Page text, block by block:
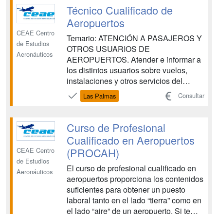
de prestigio que colabora con las
principales compañías aéreas en la
forma...
CEAE Centro
de Estudios
Aeronáuticos
Técnico Cualificado de
Aeropuertos
Temario: ATENCIÓN A PASAJEROS Y
OTROS USUARIOS DE
AEROPUERTOS. Atender e informar a
los distintos usuarios sobre vuelos,
instalaciones y otros servicios del
aeropuerto, siguiendo los
procedimientos establecidos, aplicando
para las personas con discapacidad y
con la eficacia y calidad requeridas.
OPERACIONES DE G...
Las Palmas Consultar
CEAE Centro
de Estudios
Aeronáuticos
Curso de Profesional
Cualificado en Aeropuertos
(PROCAH)
El curso de profesional cualificado en
aeropuertos proporciona los contenidos
suficientes para obtener un puesto
laboral tanto en el lado “tierra” como en
el lado “aire” de un aeropuerto. Si te